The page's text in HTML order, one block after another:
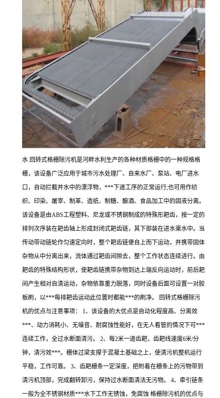
水 回转式格栅除污机是河畔水利生产的各种材质格栅中的一种规格格
栅，该设备广泛应用于城市污水处理厂、自来水厂、泵站、电厂进水
口，自动拦截并水中的漂浮物，***下道工序的正常运行;也可用作纺
织、印染、屠宰、制革、造纸、制糖、酿酒、食品加工中的固液分离。
该设备是由ABS工程塑料、尼龙或不锈钢制成的特殊形耙齿，按一定的
排列次序装在耙齿轴上形成封闭式耙齿链，其下部装在进水渠水中。当
传动带动链轮作匀速定向时，整个耙齿链便自上而下运动，并携带固体
杂物从中分离出来，流体通过耙齿间隙去，整个工作状态连续进行。由
耙齿的特殊结构形状，使耙齿链携带杂物到达上端反向运动时，前后耙
间产生相对自清运动，杂物依靠重力脱落，同时设备后面可设置一对胶
板刷，以***每排耙齿运动此位置时都能***的刷净。 回转式格栅除污
机的优点与注意事项： 1、该设备的大优点是自动化程度高、分离效
***、动力消耗小、无噪音、耐腐蚀性能好，在无人看管的情况下可***
连续工作，全过水断面清污。 2、每2米一道齿耙，齿耙线速度6米/分
钟，清污效***。栅体过梁支撑于混凝土基础之上，使清污机整机运行
平稳，工作可靠。 3、齿耙栅条一定深度，把附着在栅条上的污物带到
清污机顶部，完成翻转卸污，保持过水断面清洁无污物。 4、牵引链条
一般为全不锈钢材质***水下工作无锈蚀，免腐蚀 格栅除污机的优点与